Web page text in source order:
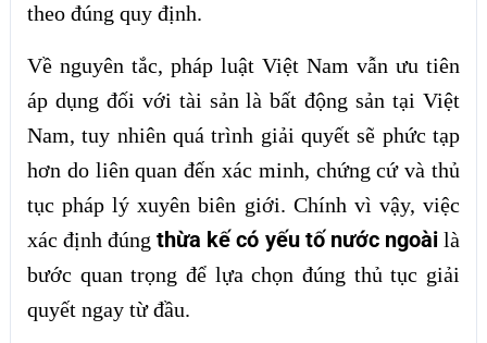
theo đúng quy định.
Về nguyên tắc, pháp luật Việt Nam vẫn ưu tiên
áp dụng đối với tài sản là bất động sản tại Việt
Nam, tuy nhiên quá trình giải quyết sẽ phức tạp
hơn do liên quan đến xác minh, chứng cứ và thủ
tục pháp lý xuyên biên giới. Chính vì vậy, việc
xác định đúngthừa kế có yếu tố nước ngoàilà
bước quan trọng để lựa chọn đúng thủ tục giải
quyết ngay từ đầu.